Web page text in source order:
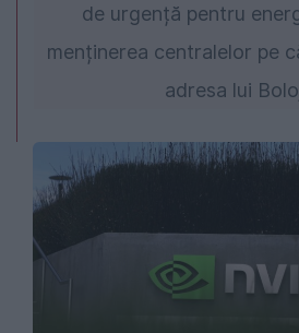
de urgență pentru
menținerea centralelor pe
adresa lui